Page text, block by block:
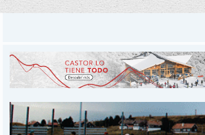
INICIO
PROVINCIALES
DEPORTES
POLICIALES